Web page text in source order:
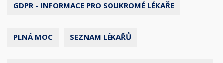
GDPR - INFORMACE PRO SOUKROMÉ LÉKAŘE
PLNÁ MOC SEZNAM LÉKAŘŮ